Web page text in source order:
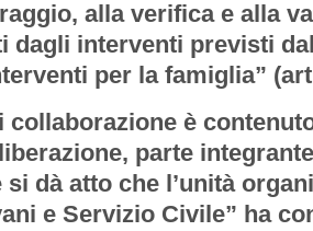
alla verifica e alla
dagli interventi previsti
per la famiglia”
collaborazione è
parte
si dà atto che l’unità
e Servizio Civile” ha